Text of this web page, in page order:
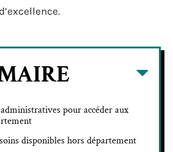
pour accéder aux
disponibles hors département